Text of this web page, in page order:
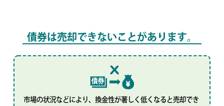
債券は売却できないことがあります。
市場の状況などにより、換金性が著しく低くなると売却でき